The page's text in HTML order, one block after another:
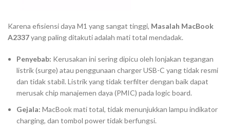
Karena efisiensi daya M1 yang sangat tinggi, Masalah MacBook
A2337yang paling ditakuti adalah mati total mendadak.
Penyebab: Kerusakan ini sering dipicu oleh lonjakan tegangan
listrik (surge) atau penggunaan chargerUSB-C yang tidak resmi
dan tidak stabil. Listrik yang tidak terfilter dengan baik dapat
merusakchip manajemen daya (PMIC) pada logic board.
Gejala: MacBook mati total, tidak menunjukkan lampu indikator
charging, dan tombol power tidak berfungsi.